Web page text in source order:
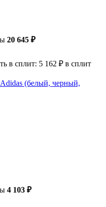
20 645 ₽
в сплит: 5 162 ₽ в сплит
(белый, черный,
4 103 ₽